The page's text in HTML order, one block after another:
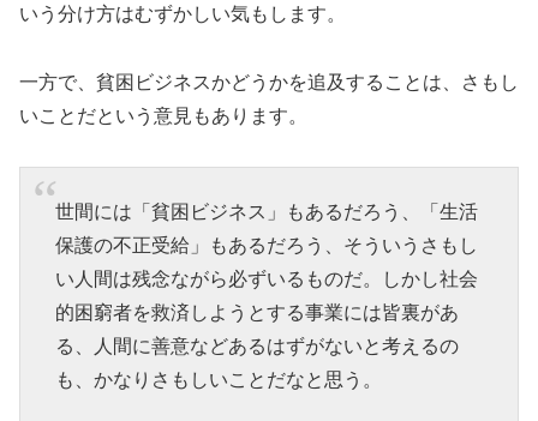
いう分け方はむずかしい気もします。
一方で、貧困ビジネスかどうかを追及することは、さもし
いことだという意見もあります。
世間には「貧困ビジネス」もあるだろう、「生活
保護の不正受給」もあるだろう、そういうさもし
い人間は残念ながら必ずいるものだ。しかし社会
的困窮者を救済しようとする事業には皆裏があ
る、人間に善意などあるはずがないと考えるの
も、かなりさもしいことだなと思う。